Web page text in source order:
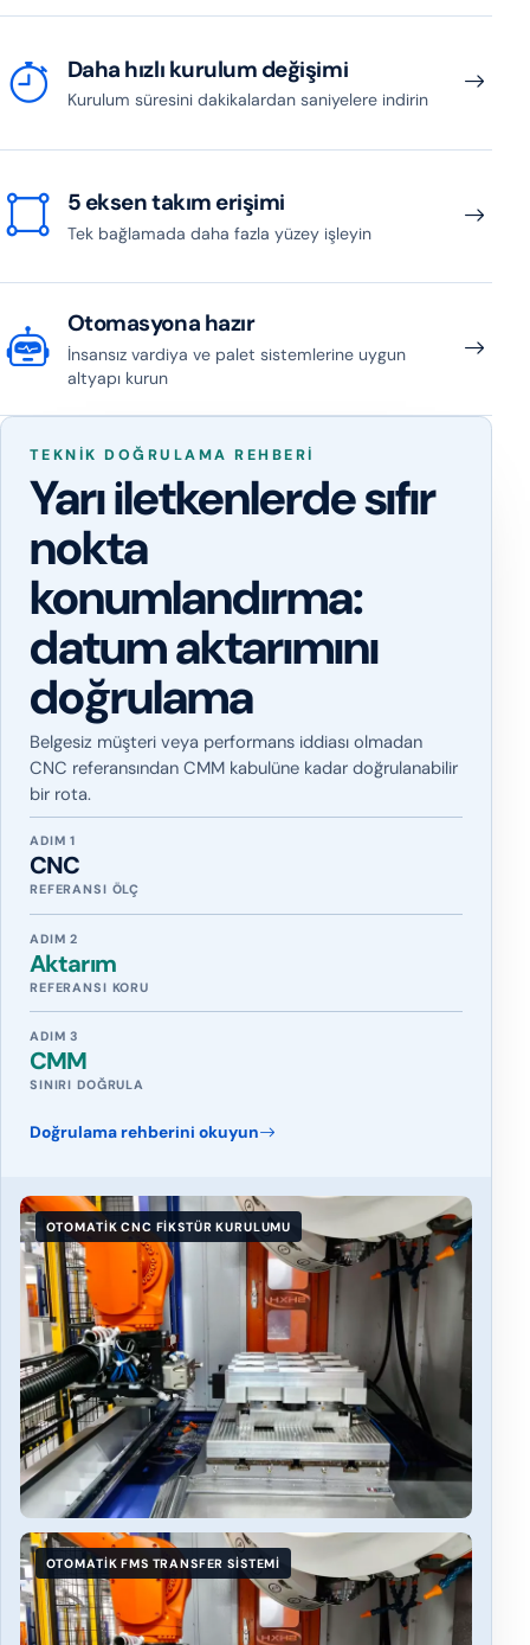
Daha hızlı kurulum değişimi
Kurulum süresini dakikalardan saniyelere indirin
5 eksen takım erişimi
Tek bağlamada daha fazla yüzey işleyin
Otomasyona hazır
İnsansız vardiya ve palet sistemlerine uygun
altyapı kurun
TEKNIK DOĞRULAMA REHBERI
Yarı iletkenlerde sıfır
nokta
konumlandırma:
datum aktarımını
doğrulama
Belgesiz müşteri veya performans iddiası olmadan
CNC referansından CMM kabulüne kadar doğrulanabilir
bir rota.
ADIM 1
CNC
REFERANSI ÖLÇ
ADIM 2
Aktarım
REFERANSI KORU
ADIM 3
CMM
SINIRI DOĞRULA
Doğrulama rehberini okuyun
OTOMATIK CNC FIKSTÜR KURULUMU
OTOMATIK FMS TRANSFER SISTEMI